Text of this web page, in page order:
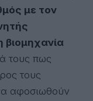
με τον
τους πως
τους
αφοσιωθούν